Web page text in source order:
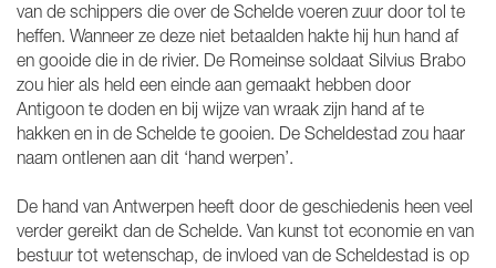
van de schippers die over de Schelde voeren zuur door tol te
heffen. Wanneer ze deze niet betaalden hakte hij hun hand af
en gooide die in de rivier. De Romeinse soldaat Silvius Brabo
zou hier als held een einde aan gemaakt hebben door
Antigoon te doden en bij wijze van wraak zijn hand af te
hakken en in de Schelde te gooien. De Scheldestad zou haar
naam ontlenen aan dit ‘hand werpen’.
De hand van Antwerpen heeft door de geschiedenis heen veel
verder gereikt dan de Schelde. Van kunst tot economie en van
bestuur tot wetenschap, de invloed van de Scheldestad is op